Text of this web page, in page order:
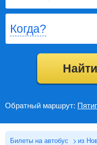
Когда?
Обратный маршрут:
Билеты на автобус из